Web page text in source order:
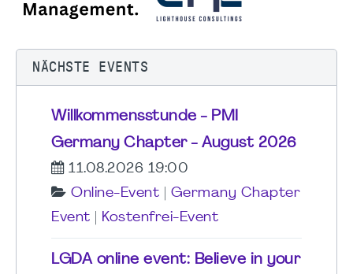
NÄCHSTE EVENTS
Willkommensstunde - PMI
Germany Chapter - August 2026
11.08.2026 19:00
Online-Event
Germany Chapter
Event
Kostenfrei-Event
LGDA online event: Believe in your